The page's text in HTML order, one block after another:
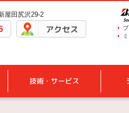
屋田尻沢29-2
アクセス
技術・サービス